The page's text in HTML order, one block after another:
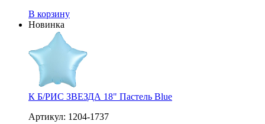
В корзину
Новинка
К Б/РИС ЗВЕЗДА 18" Пастель Blue
Артикул: 1204-1737